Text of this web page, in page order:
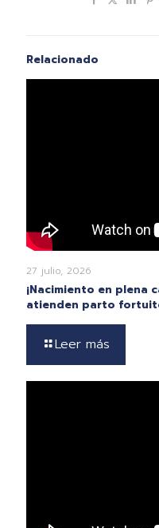
Relacionado
27 julio, 2026
¡Nacimiento en plena
atienden parto
Leer más